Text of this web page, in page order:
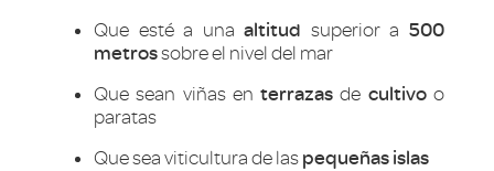
Que esté a unaaltitud superior a 500
metrossobre el nivel del mar
Que sean viñas enterrazas de cultivoo
paratas
Que sea viticultura de las pequeñas islas